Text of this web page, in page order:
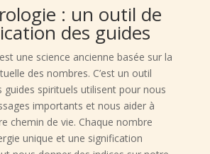
: un outil de
des guides
une science ancienne basée sur la
des nombres. C’est un outil
guides spirituels utilisent pour nous
importants et nous aider à
chemin de vie. Chaque nombre
unique et une signification